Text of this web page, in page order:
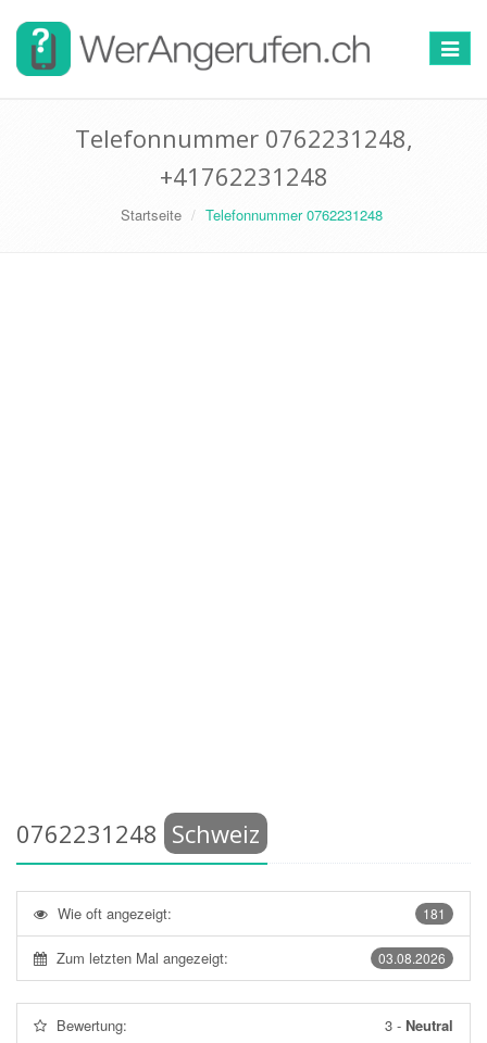
Toggle
Telefonnummer 0762231248,
+41762231248
Startseite Telefonnummer 0762231248
0762231248 Schweiz
181
Wie oft angezeigt:
03.08.2026
Zum letzten Mal angezeigt:
Bewertung: 3 - Neutral